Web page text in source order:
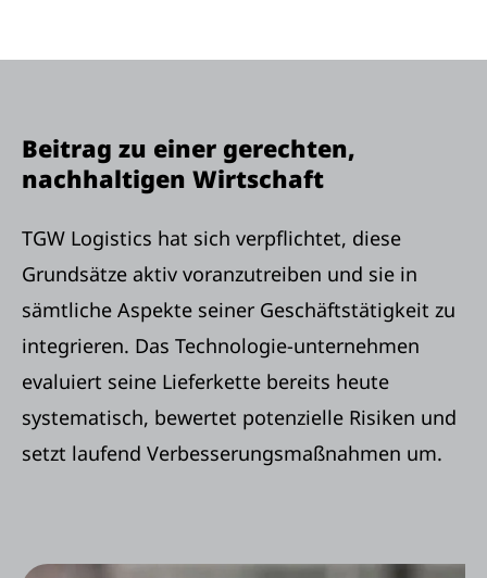
Beitrag zu einer gerechten,
nachhaltigen Wirtschaft
TGW Logistics hat sich verpflichtet, diese
Grundsätze aktiv voranzutreiben und sie in
sämtliche Aspekte seiner Geschäftstätigkeit zu
integrieren. Das Technologie-unternehmen
evaluiert seine Lieferkette bereits heute
systematisch, bewertet potenzielle Risiken und
setzt laufend Verbesserungsmaßnahmen um.